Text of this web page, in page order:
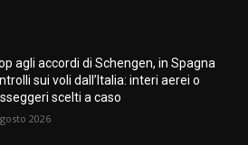
agli accordi di Schengen, in Spagna
sui voli dall’Italia: interi aerei o
scelti a caso
2026